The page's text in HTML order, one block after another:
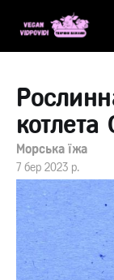
котлета
Морська їжа
7 бер 2023 р.